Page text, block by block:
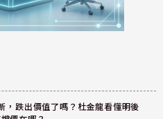
跌出價值了嗎？杜金龍看懂明後